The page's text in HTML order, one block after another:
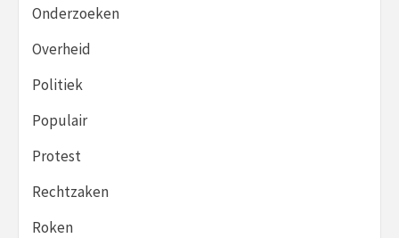
Onderzoeken
Overheid
Politiek
Populair
Protest
Rechtzaken
Roken